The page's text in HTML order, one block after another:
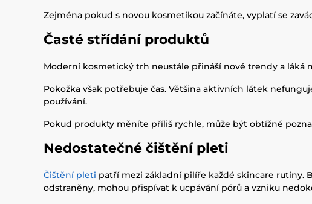
Zejména pokud s novou kosmetikou začínáte, vyplatí se
Časté střídání produktů
Moderní kosmetický trh neustále přináší nové trendy a láká
Pokožka však potřebuje čas. Většina aktivních látek
používání.
Pokud produkty měníte příliš rychle, může být obtížné
Nedostatečné čištění pleti
Čištění pleti patří mezi základní pilíře každé skincare rutiny.
odstraněny, mohou přispívat k ucpávání pórů a vzniku